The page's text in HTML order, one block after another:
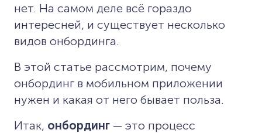
нет. На самом деле всё гораздо
интересней, и существует несколько
видов онбординга.
В этой статье рассмотрим, почему
онбординг в мобильном приложении
нужен и какая от него бывает польза.
Итак, онбординг — это процесс